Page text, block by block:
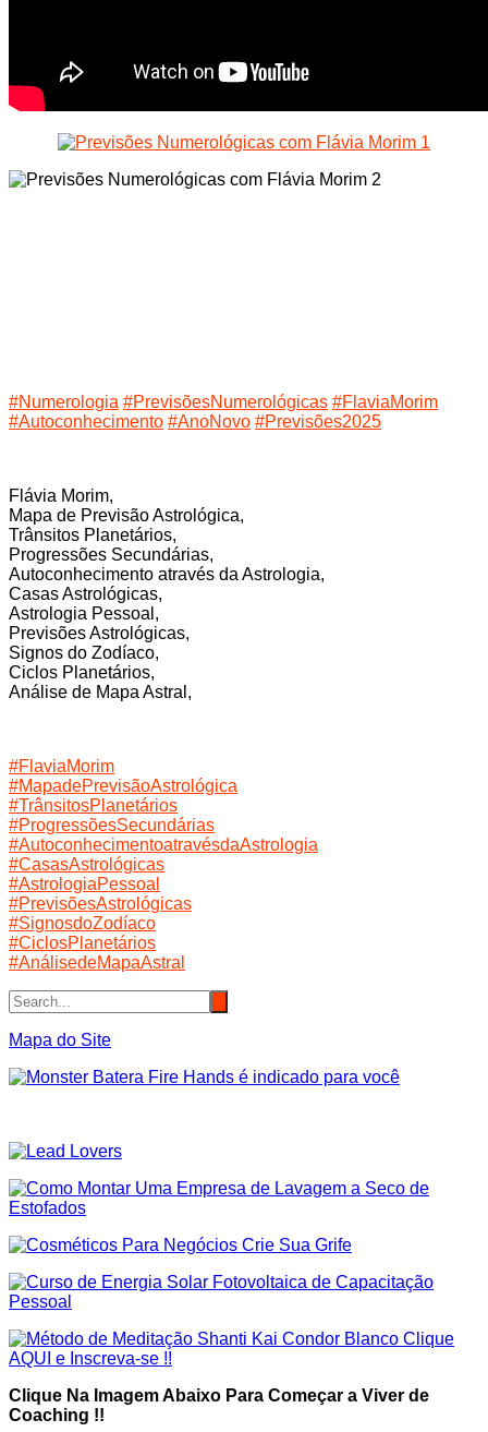
#Numerologia #PrevisõesNumerológicas #FlaviaMorim
#Autoconhecimento #AnoNovo #Previsões2025
Flávia Morim,
Mapa de Previsão Astrológica,
Trânsitos Planetários,
Progressões Secundárias,
Autoconhecimento através da Astrologia,
Casas Astrológicas,
Astrologia Pessoal,
Previsões Astrológicas,
Signos do Zodíaco,
Ciclos Planetários,
Análise de Mapa Astral,
#FlaviaMorim
#MapadePrevisãoAstrológica
#TrânsitosPlanetários
#ProgressõesSecundárias
#AutoconhecimentoatravésdaAstrologia
#CasasAstrológicas
#AstrologiaPessoal
#PrevisõesAstrológicas
#SignosdoZodíaco
#CiclosPlanetários
#AnálisedeMapaAstral
Mapa do Site
Clique Na Imagem Abaixo Para Começar a Viver de
Coaching !!